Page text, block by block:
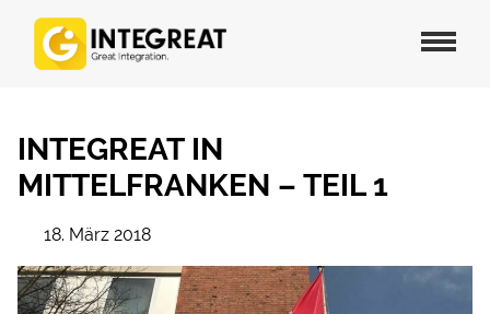
INTEGREAT IN
MITTELFRANKEN – TEIL 1
18. März 2018